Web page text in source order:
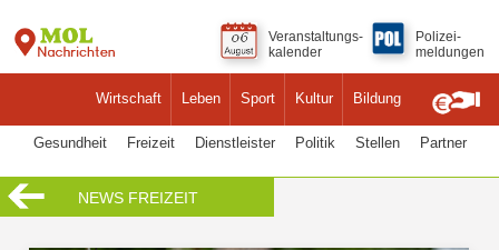
Wirtschaft Leben Sport Kultur Bildung
Veranstaltungs-
kalender
Polizei-
meldungen
Gesundheit Freizeit Dienstleister Politik Stellen Partner
NEWS FREIZEIT